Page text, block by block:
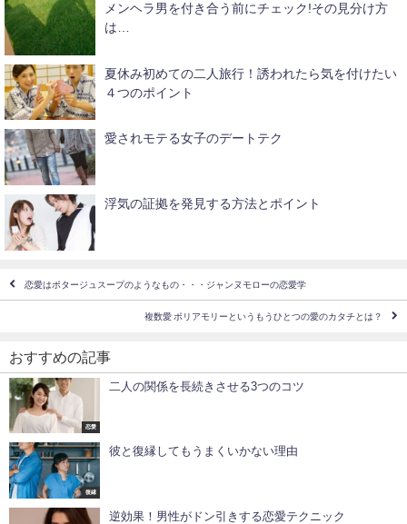
メンヘラ男を付き合う前にチェック!その見分け方
は…
夏休み初めての二人旅行！誘われたら気を付けたい
４つのポイント
愛されモテる女子のデートテク
浮気の証拠を発見する方法とポイント
恋愛はポタージュスープのようなもの・・・ジャンヌモローの恋愛学
複数愛 ポリアモリーというもうひとつの愛のカタチとは？
おすすめの記事
恋愛
二人の関係を長続きさせる3つのコツ
復縁
彼と復縁してもうまくいかない理由
逆効果！男性がドン引きする恋愛テクニック